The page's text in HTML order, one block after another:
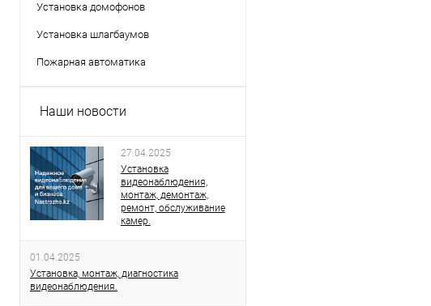
Установка домофонов
Установка шлагбаумов
Пожарная автоматика
Наши новости
27.04.2025
Установка
видеонаблюдения,
монтаж, демонтаж,
ремонт, обслуживание
камер.
01.04.2025
Установка, монтаж, диагностика
видеонаблюдения.